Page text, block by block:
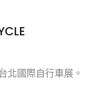
北國際自行車展。